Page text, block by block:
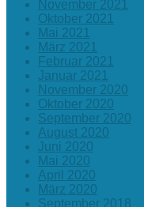
November 2021
Oktober 2021
Mai 2021
März 2021
Februar 2021
Januar 2021
November 2020
Oktober 2020
September 2020
August 2020
Juni 2020
Mai 2020
April 2020
März 2020
September 2018